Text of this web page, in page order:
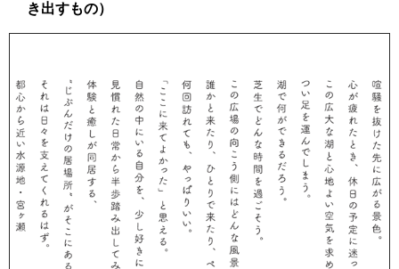
き出すもの）